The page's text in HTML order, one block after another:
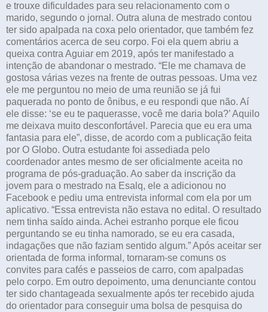
e trouxe dificuldades para seu relacionamento com o
marido, segundo o jornal. Outra aluna de mestrado contou
ter sido apalpada na coxa pelo orientador, que também fez
comentários acerca de seu corpo. Foi ela quem abriu a
queixa contra Aguiar em 2019, após ter manifestado a
intenção de abandonar o mestrado. “Ele me chamava de
gostosa várias vezes na frente de outras pessoas. Uma vez
ele me perguntou no meio de uma reunião se já fui
paquerada no ponto de ônibus, e eu respondi que não. Aí
ele disse: ‘se eu te paquerasse, você me daria bola?’ Aquilo
me deixava muito desconfortável. Parecia que eu era uma
fantasia para ele”, disse, de acordo com a publicação feita
por O Globo. Outra estudante foi assediada pelo
coordenador antes mesmo de ser oficialmente aceita no
programa de pós-graduação. Ao saber da inscrição da
jovem para o mestrado na Esalq, ele a adicionou no
Facebook e pediu uma entrevista informal com ela por um
aplicativo. “Essa entrevista não estava no edital. O resultado
nem tinha saído ainda. Achei estranho porque ele ficou
perguntando se eu tinha namorado, se eu era casada,
indagações que não faziam sentido algum.” Após aceitar ser
orientada de forma informal, tornaram-se comuns os
convites para cafés e passeios de carro, com apalpadas
pelo corpo. Em outro depoimento, uma denunciante contou
ter sido chantageada sexualmente após ter recebido ajuda
do orientador para conseguir uma bolsa de pesquisa do